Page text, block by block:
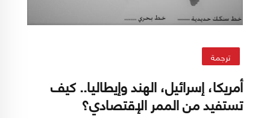
ترجمة
أمريكا، إسرائيل، الهند وإيطاليا.. كيف
تستفيد من الممر الإقتصادي؟